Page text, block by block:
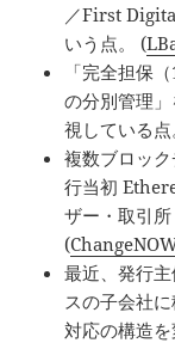
／First
いう点。 (
「完全担保
の分別管理
視している
複数ブロッ
行当初
ザー・取引
(
最近、発行
スの子会社
対応の構造を